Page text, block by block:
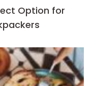
Option for